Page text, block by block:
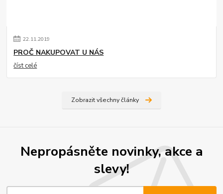
22.11.2019
PROČ NAKUPOVAT U NÁS
číst celé
Zobrazit všechny články
Nepropásněte novinky, akce a
slevy!